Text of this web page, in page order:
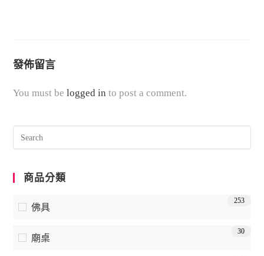
發佈留言
You must belogged in to post a comment.
商品分類
佛具
253
廟桌
30